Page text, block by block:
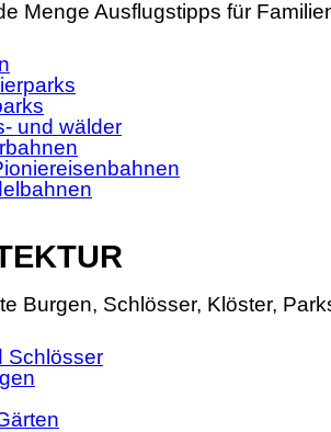
Menge Ausflugstipps für
und wälder
Burgen, Schlösser, Klöster,
Schlösser